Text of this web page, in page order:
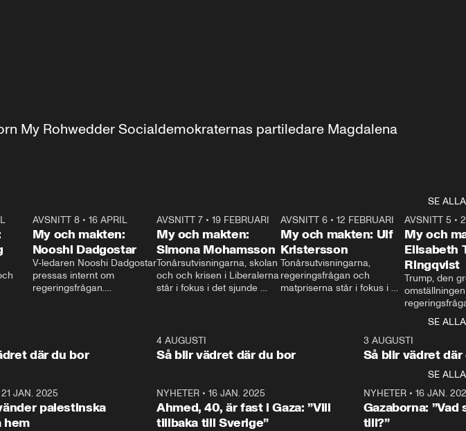
My Rohwedder Socialdemokraternas partiledare Magdalena
SE ALLA
AVSNITT 8• 16 APRIL
My och makten:
Nooshi Dadgostar
V-ledaren Nooshi Dadgostar
pressas internt om
regeringsfrågan.
– Vi ställer upp i val. Ska vi
vara med så sitter vi förstås
24:30
AVSNITT 7• 19 FEBRUARI
My och makten:
Simona Mohamsson
Tonårsutvisningarna, skolan
och och krisen i Liberalerna
står i fokus i det sjunde
kommentator My
Rohwedder ställer
utbildnings- och
Mohamsson till svars.
27:30
AVSNITT 6 •12 FEBRUARI
My och makten: Ulf
Kristersson
Tonårsutvisningarna,
regeringsfrågan och
matpriserna står i fokus i
Rohwedder ställer
statsminister Ulf Kristersson
AVSNITT 5 •
My och
Elisabeth
Ringqvist
Trump, den
centrum i
avsnittet av
Makten”. Se
Aftonbladets
Rohwedder
Thand Ring
SE ALLA
där du bor
4 AUGUSTI
Så blir vädret där du bor
3 AUGUSTI
Så blir vädret där
SE ALLA
21 JAN. 2025
palestinska
hem
NYHETER• 16 JAN. 2025
Ahmed, 40, är fast i Gaza: ”Vill
tillbaka till Sverige”
NYHETER• 16 JAN.
Gazaborna:
till?”